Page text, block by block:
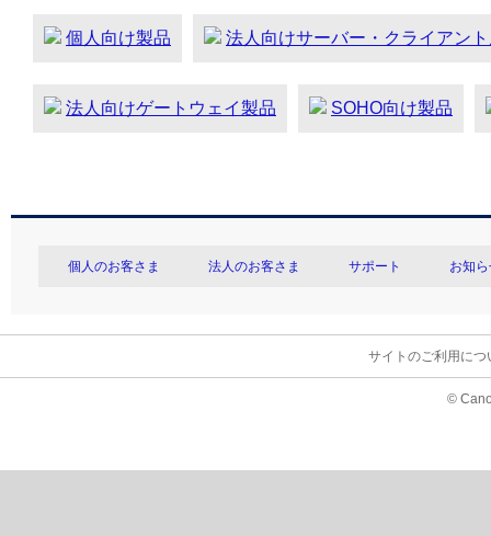
個人向け製品 法人向けサーバー・クライアン
法人向けゲートウェイ製品 SOHO向け製品
個人のお客さま 法人のお客さま サポート お知
サイトのご利用につ
©